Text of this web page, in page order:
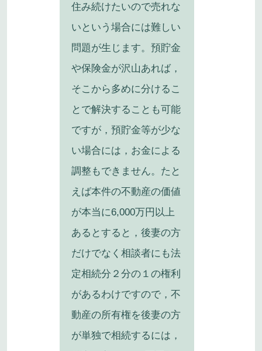
住み続けたいので売れな
いという場合には難しい
問題が生じます。預貯金
や保険金が沢山あれば，
そこから多めに分けるこ
とで解決することも可能
ですが，預貯金等が少な
い場合には，お金による
調整もできません。たと
えば本件の不動産の価値
が本当に6,000万円以上
あるとすると，後妻の方
だけでなく相談者にも法
定相続分２分の１の権利
があるわけですので，不
動産の所有権を後妻の方
が単独で相続するには，